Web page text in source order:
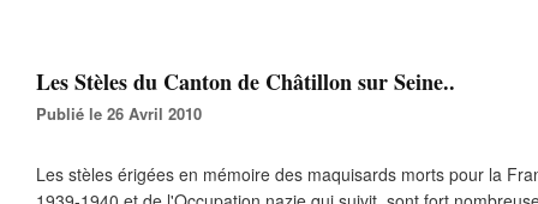
Les Stèles du Canton de Châtillon sur Seine..
Publié le 26 Avril 2010
Les stèles érigées en mémoire des maquisards morts pour la